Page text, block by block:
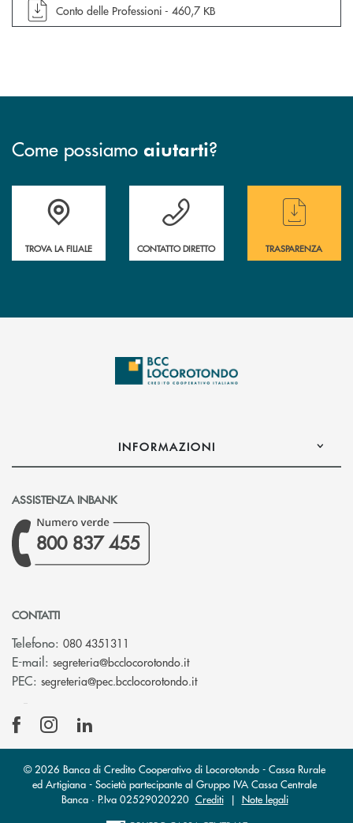
apre documento in una nuova finestra
Conto delle Professioni - 460,7 KB
Come possiamo aiutarti?
Accedi all' elenco completo delle filiali
TROVA LA FILIALE
Hai bisogno di assistenza immediata ?
CONTATTO DIRETTO
Hai bisogno di
TRASPARENZA
INFORMAZIONI
ASSISTENZA INBANK
800 837 455
CONTATTI
Telefono: 080 4351311
E-mail: segreteria@bcclocorotondo.it(si apre l’app di posta
PEC: segreteria@pec.bcclocorotondo.it(si apre l’app di posta
© 2026 Banca di Credito Cooperativo di Locorotondo - Cassa Rurale
ed Artigiana - Società partecipante al Gruppo IVA Cassa Centrale
Banca · P.Iva 02529020220 Crediti| Note legali